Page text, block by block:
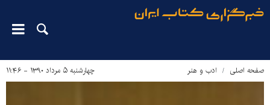
صفحه اصلی ادب و هنر چهارشنبه ۵ مرداد ۱۳۹۰ - ۱۱:۴۶